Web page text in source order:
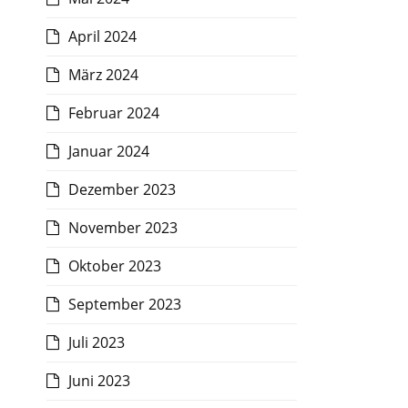
April 2024
März 2024
Februar 2024
Januar 2024
Dezember 2023
November 2023
Oktober 2023
September 2023
Juli 2023
Juni 2023